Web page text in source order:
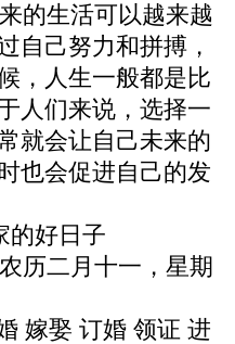
的生活可以越来越
自己努力和拼搏，
，人生一般都是比
人们来说，选择一
就会让自己未来的
也会促进自己的发
的好日子
历二月十一，星期
嫁娶 订婚 领证 进